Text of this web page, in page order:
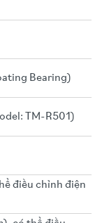
Bearing)
TM-R501)
điều chỉnh điện